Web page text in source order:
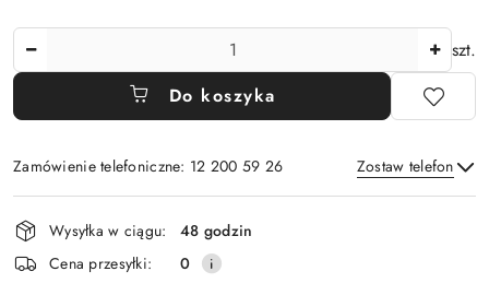
szt.
Do koszyka
Zamówienie telefoniczne: 12 200 59 26 Zostaw telefon
Wyślij
Dostępność
i
dostawa
Wysyłka w ciągu:
48 godzin
Cena przesyłki:
0